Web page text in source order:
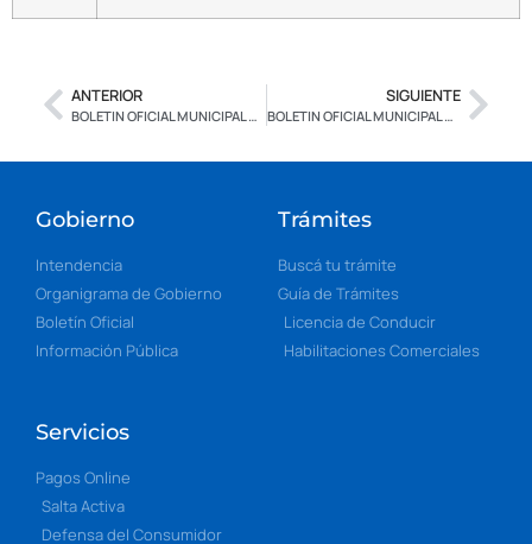
ANTERIOR
BOLETIN OFICIAL MUNICIPAL Nº 2.673 – EDICION ESPECIAL – CON FIRMA DIGITAL
SIGUIENTE
BOLETIN OFICIAL MUNICIPAL N° 2.675 – CON FIRMA DIGITAL
Gobierno
Intendencia
Organigrama de Gobierno
Boletín Oficial
Información Pública
Trámites
Buscá tu trámite
Guía de Trámites
Licencia de Conducir
Habilitaciones Comerciales
Servicios
Pagos Online
Salta Activa
Defensa del Consumidor